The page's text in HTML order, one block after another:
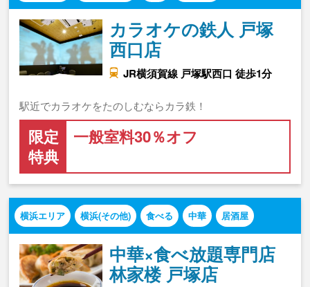
カラオケの鉄人 戸塚
西口店
JR横須賀線 戸塚駅西口 徒歩1分
駅近でカラオケをたのしむならカラ鉄！
限定
特典
一般室料30％オフ
横浜エリア 横浜(その他) 食べる 中華 居酒屋
中華×食べ放題専門店
林家楼 戸塚店